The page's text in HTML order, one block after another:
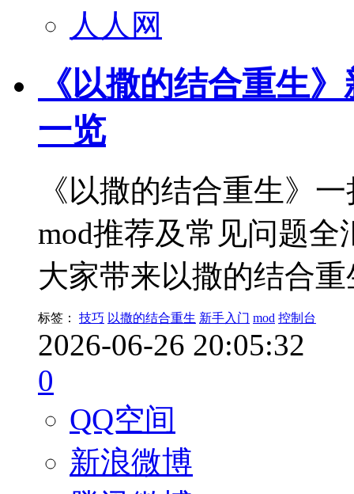
人人网
《以撒的结合重生
一览
《以撒的结合重生》
mod推荐及常见问题
大家带来以撒的结合
标签： 技巧 以撒的结合重生 新手入门 mod 控制台
2026-06-26 20:05:32
0
QQ空间
新浪微博